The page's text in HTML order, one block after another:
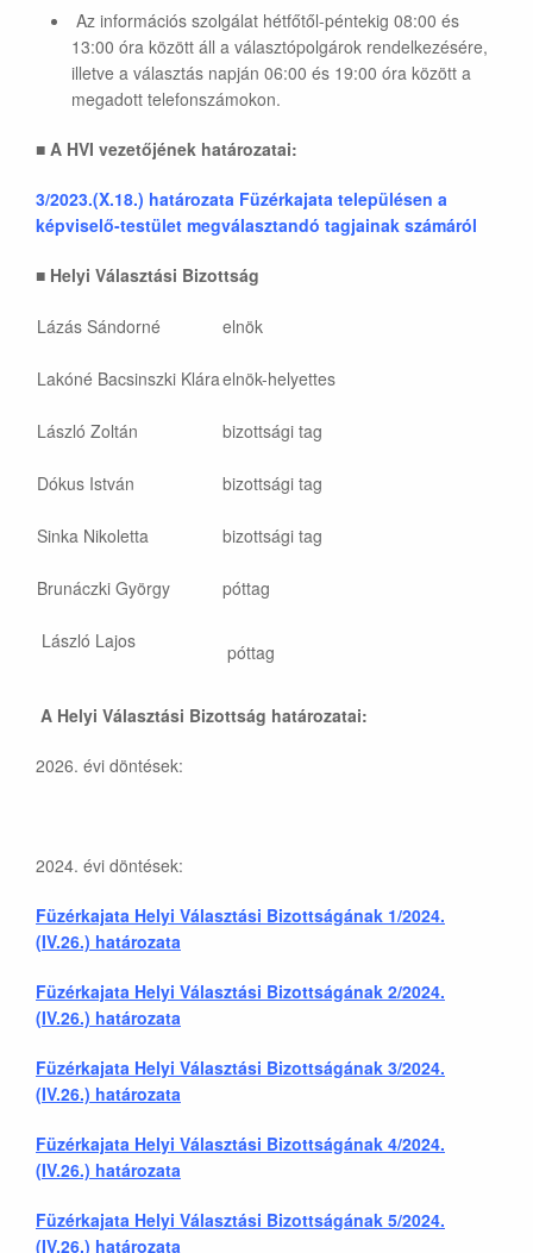
Az információs szolgálat hétfőtől-péntekig 08:00 és
13:00 óra között áll a választópolgárok rendelkezésére,
illetve a választás napján 06:00 és 19:00 óra között a
megadott telefonszámokon.
■ A HVI vezetőjének határozatai:
3/2023.(X.18.) határozata Füzérkajata településen a
képviselő-testület megválasztandó tagjainak számáról
■ Helyi Választási Bizottság
Lázás Sándorné elnök
Lakóné Bacsinszki Kláraelnök-helyettes
László Zoltán bizottsági tag
Dókus István bizottsági tag
Sinka Nikoletta bizottsági tag
Brunáczki György póttag
László Lajos póttag
A Helyi Választási Bizottság határozatai:
2026. évi döntések:
2024. évi döntések:
Füzérkajata Helyi Választási Bizottságának 1/2024.
(IV.26.) határozata
Füzérkajata Helyi Választási Bizottságának 2/2024.
(IV.26.) határozata
Füzérkajata Helyi Választási Bizottságának 3/2024.
(IV.26.) határozata
Füzérkajata Helyi Választási Bizottságának 4/2024.
(IV.26.) határozata
Füzérkajata Helyi Választási Bizottságának 5/2024.
(IV.26.) határozata